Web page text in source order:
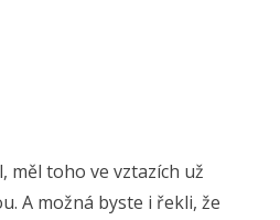
měl toho ve vztazích už
A možná byste i řekli, že